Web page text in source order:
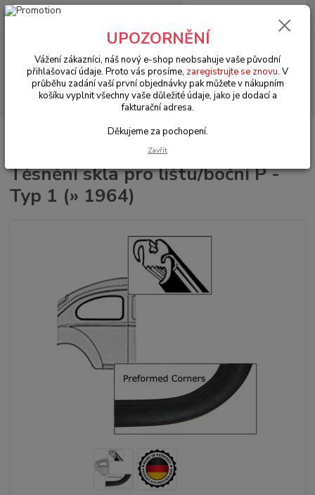
Menu
Hledat
+420 602 330 329
0 Kč
VW Brouk Typ 1 (1938 » 03) Exteriér (Exterior)
Těsnění skla pro lištu/boční P -
Typ 1 (» 1964)
UPOZORNĚNÍ
Vážení zákazníci, náš nový e-shop neobsahuje vaše původní
přihlašovací údaje. Proto vás prosíme, zaregistrujte se znovu. V
průběhu zadání vaší první objednávky pak můžete v nákupním
košíku vyplnit všechny vaše důležité údaje, jako je dodací a
fakturační adresa.
Děkujeme za pochopení.
Zavřít